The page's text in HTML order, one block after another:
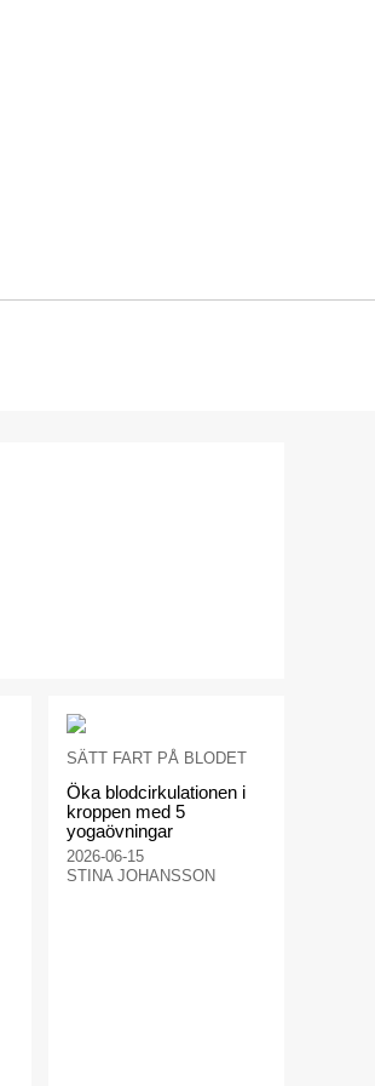
SÄTT FART PÅ BLODET
Öka blodcirkulationen i
kroppen med 5
yogaövningar
2026-06-15
STINA JOHANSSON